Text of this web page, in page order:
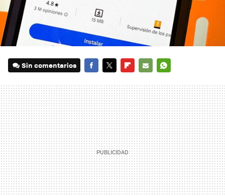
Sin comentarios
MAIL